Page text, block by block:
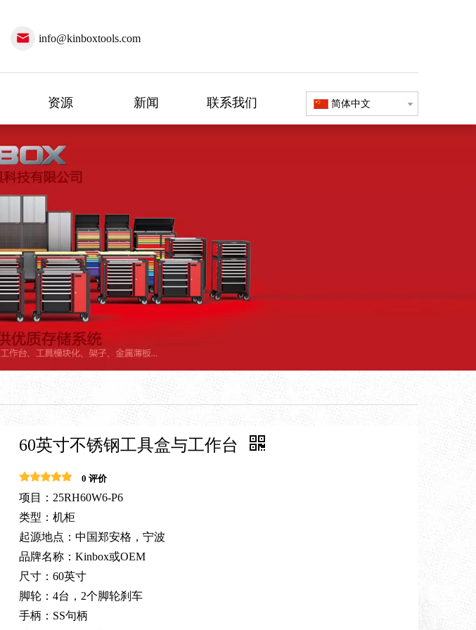
info@kinboxtools.com
资源 新闻 联系我们 简体中文
60英寸不锈钢工具盒与工作台
0 评价
项目：25RH60W6-P6
类型：机柜
起源地点：中国郑安格，宁波
品牌名称：Kinbox或OEM
尺寸：60英寸
脚轮：4台，2个脚轮刹车
手柄：SS句柄